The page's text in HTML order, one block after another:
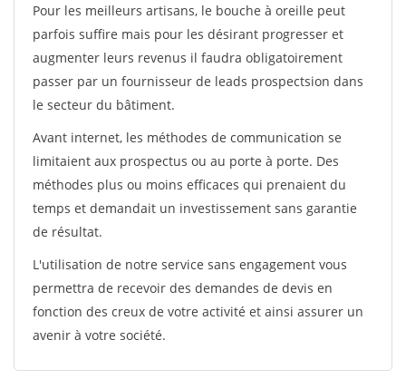
Pour les meilleurs artisans, le bouche à oreille peut
parfois suffire mais pour les désirant progresser et
augmenter leurs revenus il faudra obligatoirement
passer par un fournisseur de leads prospectsion dans
le secteur du bâtiment.
Avant internet, les méthodes de communication se
limitaient aux prospectus ou au porte à porte. Des
méthodes plus ou moins efficaces qui prenaient du
temps et demandait un investissement sans garantie
de résultat.
L'utilisation de notre service sans engagement vous
permettra de recevoir des demandes de devis en
fonction des creux de votre activité et ainsi assurer un
avenir à votre société.